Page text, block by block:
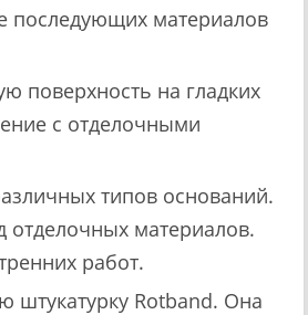
последующих материалов
поверхность на гладких
с отделочными
типов оснований.
отделочных материалов.
работ.
штукатурку Rotband. Она